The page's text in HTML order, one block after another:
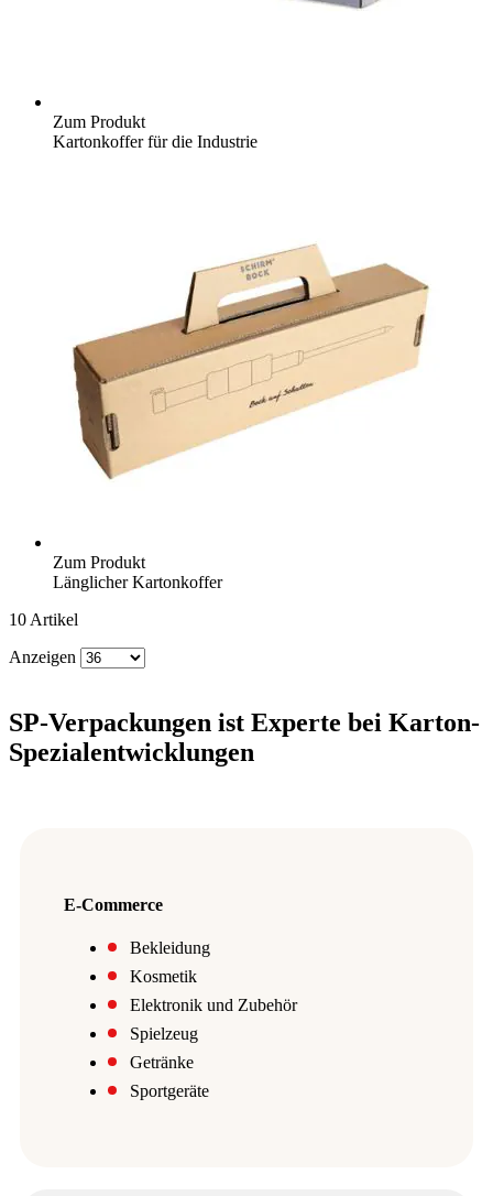
Zum Produkt
Kartonkoffer für die Industrie
Zum Produkt
Länglicher Kartonkoffer
10 Artikel
Anzeigen
SP-Verpackungen ist Experte bei Karton-
Spezialentwicklungen
E-Commerce
Bekleidung
Kosmetik
Elektronik und Zubehör
Spielzeug
Getränke
Sportgeräte